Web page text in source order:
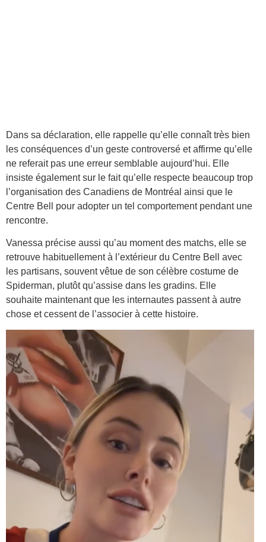
Dans sa déclaration, elle rappelle qu’elle connaît très bien
les conséquences d’un geste controversé et affirme qu’elle
ne referait pas une erreur semblable aujourd’hui. Elle
insiste également sur le fait qu’elle respecte beaucoup trop
l’organisation des Canadiens de Montréal ainsi que le
Centre Bell pour adopter un tel comportement pendant une
rencontre.
Vanessa précise aussi qu’au moment des matchs, elle se
retrouve habituellement à l’extérieur du Centre Bell avec
les partisans, souvent vêtue de son célèbre costume de
Spiderman, plutôt qu’assise dans les gradins. Elle
souhaite maintenant que les internautes passent à autre
chose et cessent de l’associer à cette histoire.